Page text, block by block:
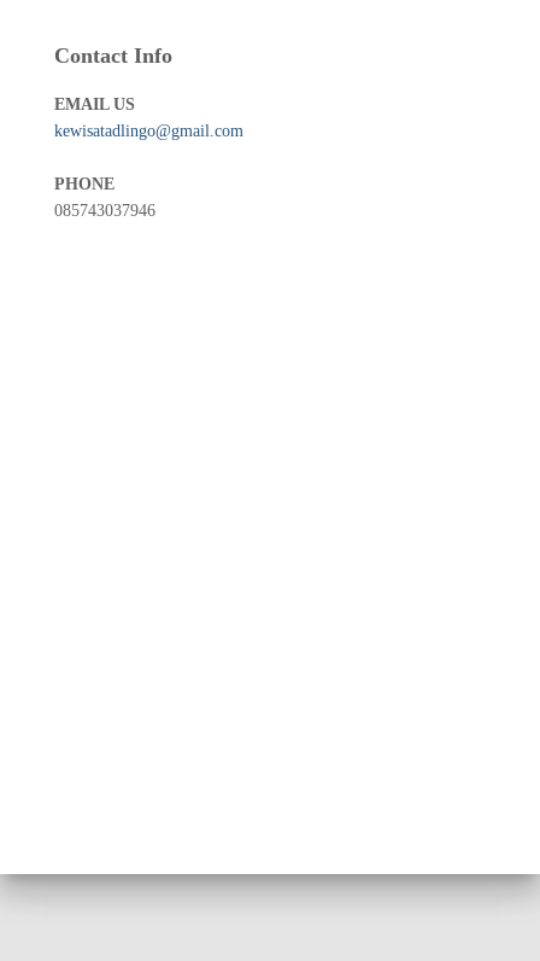
Contact Info
EMAIL US
kewisatadlingo@gmail.com
PHONE
085743037946